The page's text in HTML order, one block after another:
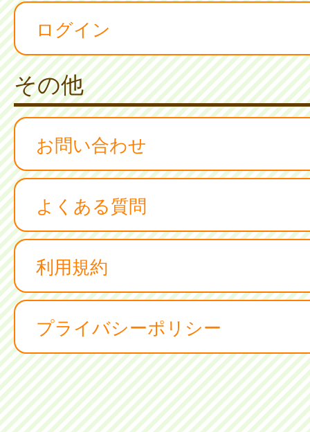
ログイン
その他
お問い合わせ
よくある質問
利用規約
プライバシーポリシー